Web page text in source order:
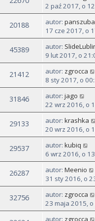
2 paź 2017, o
20188 autor: panszuba
17 cze 2017, o
45389 autor:
9 lut 2017, o
21412 autor: zgrocca
8 sty 2017, o
31846 autor: jago
22 wrz 2016, o
29133 autor: krashka
20 wrz 2016, o
29537 autor: kubiq
6 wrz 2016, o
26287 autor: Meenio
31 sty 2016, o
32756 autor: zgrocca
23 maja 2015, o
autor: zgrocca